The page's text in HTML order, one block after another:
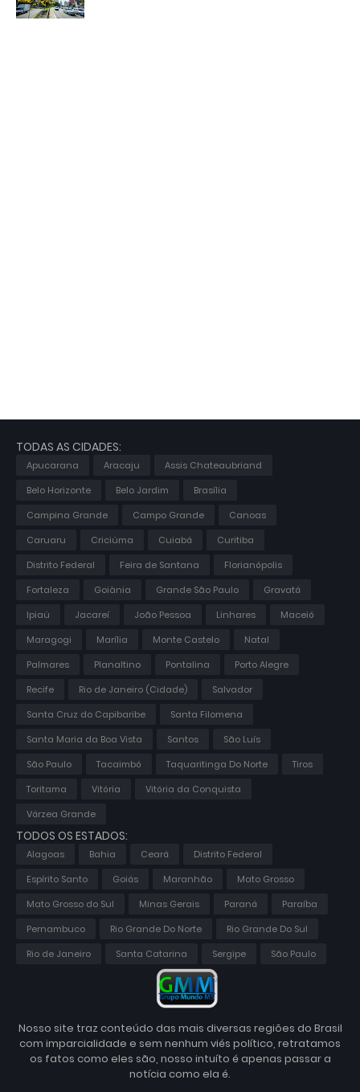
TODAS AS CIDADES:
Apucarana Aracaju
Assis Chateaubriand
Belo Horizonte
Belo Jardim
Brasília
Campina Grande
Campo Grande
Canoas
Caruaru
Criciúma Cuiabá
Curitiba
Distrito Federal
Feira de Santana
Florianópolis
Fortaleza
Goiânia Grande São Paulo
Gravatá
Ipiaú
Jacareí João Pessoa Linhares
Maceió
Maragogi
Marília Monte Castelo
Natal
Palmares
Planaltino Pontalina
Porto Alegre
Recife
Rio de Janeiro (Cidade)
Salvador
Santa Cruz do Capibaribe
Santa Filomena
Santa Maria da Boa Vista
Santos
São Luís
São Paulo
Tacaimbó Taquaritinga Do Norte
Tiros
Toritama
Vitória
Vitória da Conquista
Várzea Grande
TODOS OS ESTADOS:
Alagoas Bahia Ceará
Distrito Federal
Espírito Santo
Goiás Maranhão
Mato Grosso
Mato Grosso do Sul
Minas Gerais Paraná
Paraíba
Pernambuco
Rio Grande Do Norte
Rio Grande Do Sul
Rio de Janeiro
Santa Catarina Sergipe São Paulo
Nosso site traz conteúdo das mais diversas regiões do Brasil
com imparcialidade e sem nenhum viés político, retratamos
os fatos como eles são, nosso intuíto é apenas passar a
notícia como ela é.